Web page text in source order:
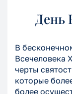
День
В
Всечеловека
черты
которые
более